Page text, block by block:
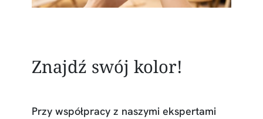
Znajdź swój kolor!
Przy współpracy z naszymi ekspertami